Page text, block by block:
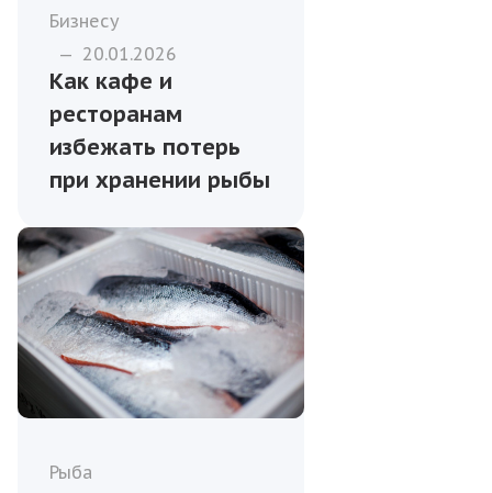
Бизнесу
— 20.01.2026
Как кафе и
ресторанам
избежать потерь
при хранении рыбы
Рыба